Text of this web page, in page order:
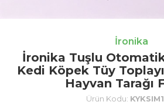
İronika
İronika Tuşlu
Kedi Köpek Tüy
Hayvan Tarağı
Ürün Kodu: